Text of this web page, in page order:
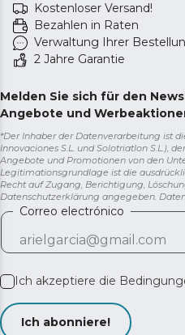
Kostenloser Versand!
Bezahlen in Raten
Verwaltung Ihrer
2 Jahre Garantie
Melden Sie sich für den
Angebote und
*Der Inhaber der Datenverarbeitung ist
Innovaciones S.L. und Solotriatlon S.L.),
Angebote und Promotionen von den
Legitimationsgrundlage ist die
Recht auf Zugang, Berichtigung,
Datenschutzerklärung angegeben.
Correo electrónico
Ich akzeptiere die
Ich abonniere!